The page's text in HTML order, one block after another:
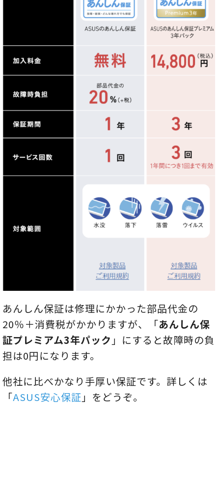
あんしん保証は修理にかかった部品代金の
20％＋消費税がかかりますが、「あんしん保
証プレミアム3年パック 」にすると故障時の負
担は0円になります。
他社に比べかなり手厚い保証です。詳しくは
「ASUS安心保証 」をどうぞ。